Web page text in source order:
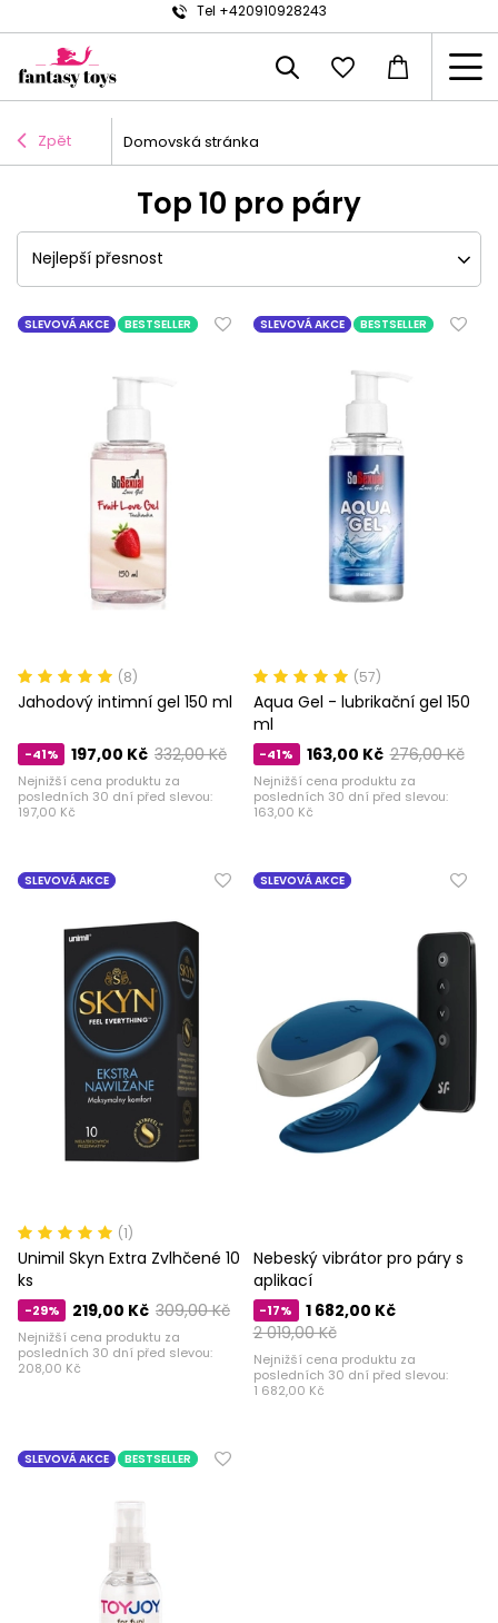
Tel +420910928243
Zpět Domovská stránka
Top 10 pro páry
Nejlepší přesnost
SLEVOVÁ AKCE BESTSELLER
(8)
Jahodový intimní gel 150 ml
-41% 332,00 Kč
197,00 Kč
Nejnižší cena produktu za
posledních 30 dní před slevou:
197,00 Kč
SLEVOVÁ AKCE BESTSELLER
(57)
Aqua Gel - lubrikační gel 150
ml
-41% 276,00 Kč
163,00 Kč
Nejnižší cena produktu za
posledních 30 dní před slevou:
163,00 Kč
SLEVOVÁ AKCE
(1)
Unimil Skyn ​​​​Extra Zvlhčené 10
ks
-29% 309,00 Kč
219,00 Kč
Nejnižší cena produktu za
posledních 30 dní před slevou:
208,00 Kč
SLEVOVÁ AKCE
Nebeský vibrátor pro páry s
aplikací
-17%
2 019,00 Kč
1 682,00 Kč
Nejnižší cena produktu za
posledních 30 dní před slevou:
1 682,00 Kč
SLEVOVÁ AKCE BESTSELLER